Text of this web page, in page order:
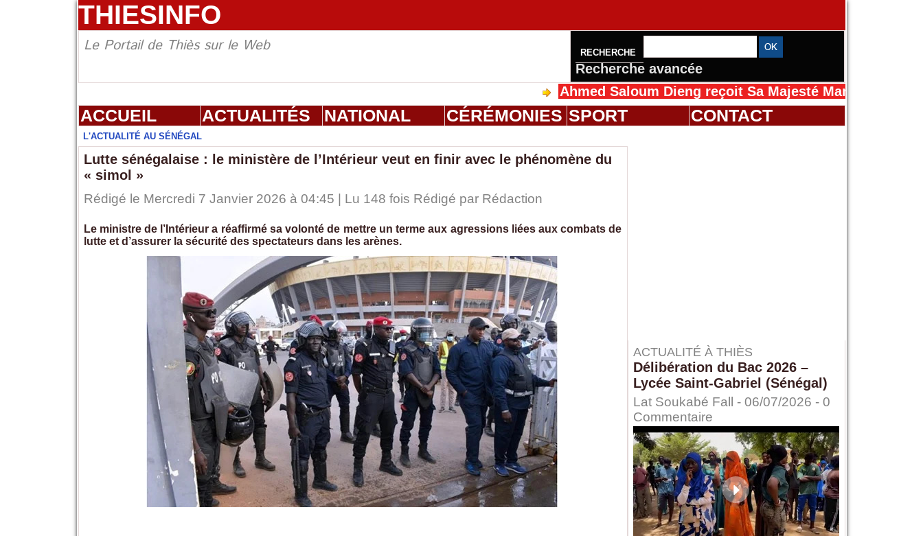
THIESINFO
Le Portail de Thiès sur le Web RECHERCHE
Recherche avancée
Ahmed Saloum Dieng reçoit Sa Majesté Mansah Cissé au
ACCUEIL ACTUALITÉS NATIONAL CÉRÉMONIES SPORT CONTACT
L'ACTUALITÉ AU SÉNÉGAL
Lutte sénégalaise : le ministère de l’Intérieur veut en finir avec le phénomène du
« simol »
Rédigé le Mercredi 7 Janvier 2026 à 04:45 | Lu 148 fois Rédigé par Rédaction
Le ministre de l’Intérieur a réaffirmé sa volonté de mettre un terme aux agressions liées aux combats de
lutte et d’assurer la sécurité des spectateurs dans les arènes.
ACTUALITÉ À THIÈS
Délibération du Bac 2026 –
Lycée Saint-Gabriel (Sénégal)
Lat Soukabé Fall - 06/07/2026 - 0
Commentaire